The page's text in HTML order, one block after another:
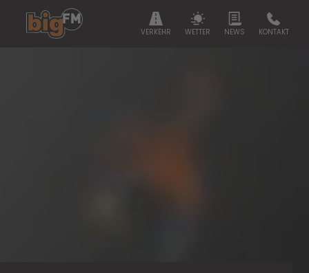
VERKEHR WETTER NEWS KONTAKT